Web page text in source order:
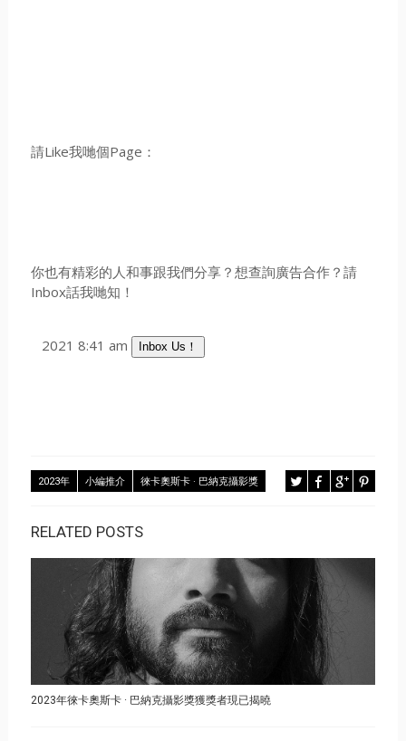
請Like我哋個Page：
你也有精彩的人和事跟我們分享？想查詢廣告合作？請
Inbox話我哋知！
2021 8:41 am Inbox Us！
2023年 小編推介 徠卡奧斯卡 · 巴納克攝影獎
RELATED POSTS
2023年徠卡奧斯卡 · 巴納克攝影獎獲獎者現已揭曉